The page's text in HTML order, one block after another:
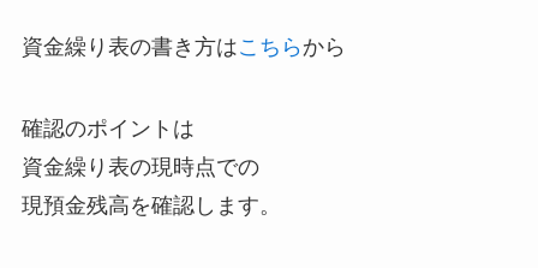
資金繰り表の書き方はこちら から
確認のポイントは
資金繰り表の現時点での
現預金残高を確認します。